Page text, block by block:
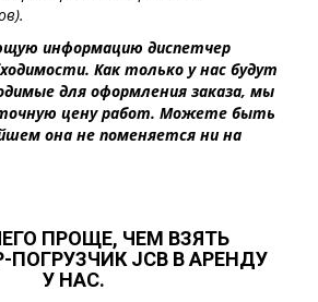
информацию диспетчер
Как только у нас будут
для оформления заказа, мы
цену работ. Можете быть
она не поменяется ни на
ПРОЩЕ, ЧЕМ ВЗЯТЬ
ПОГРУЗЧИК JCB В АРЕНДУ
У НАС.